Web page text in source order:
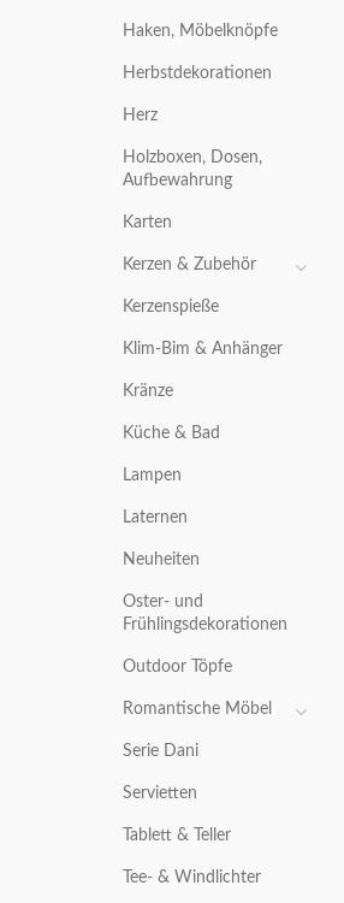
Haken, Möbelknöpfe
Herbstdekorationen
Herz
Holzboxen, Dosen,
Aufbewahrung
Karten
Kerzen & Zubehör
Kerzenspieße
Klim-Bim & Anhänger
Kränze
Küche & Bad
Lampen
Laternen
Neuheiten
Oster- und
Frühlingsdekorationen
Outdoor Töpfe
Romantische Möbel
Serie Dani
Servietten
Tablett & Teller
Tee- & Windlichter